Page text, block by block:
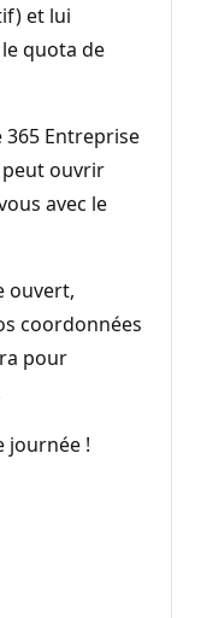
et lui
quota de
Entreprise
peut ouvrir
avec le
ouvert,
coordonnées
pour
journée !